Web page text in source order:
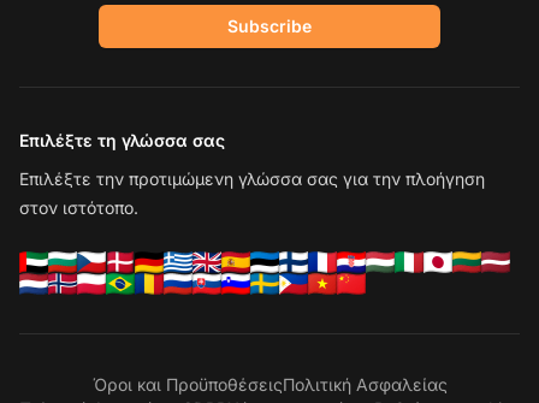
Subscribe
Επιλέξτε τη γλώσσα σας
Επιλέξτε την προτιμώμενη γλώσσα σας για την πλοήγηση
στον ιστότοπο.
Όροι και ΠροϋποθέσειςΠολιτική Ασφαλείας